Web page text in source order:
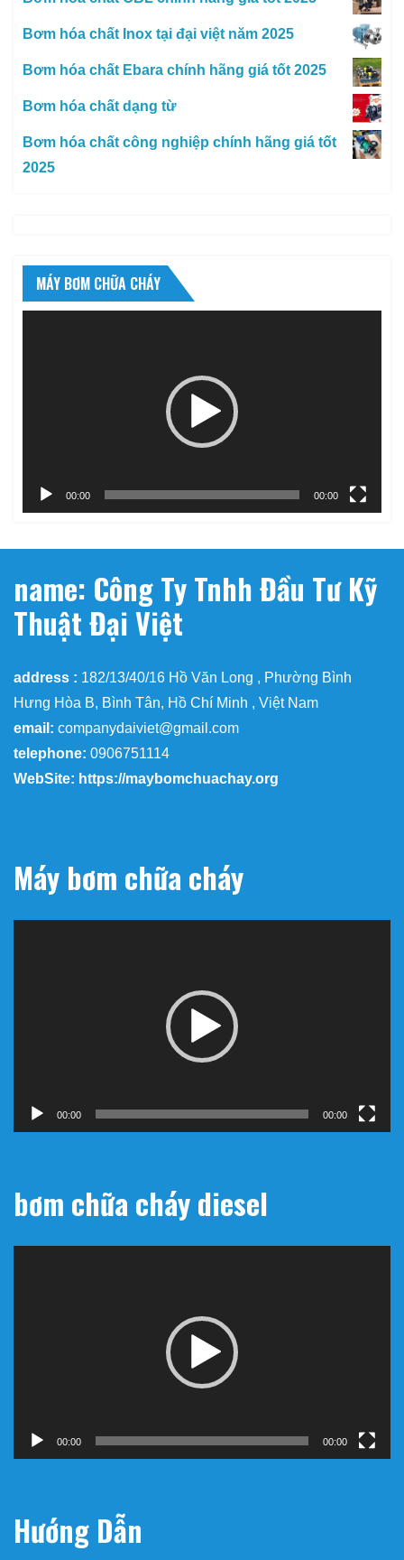
Bơm hóa chất Inox tại đại việt năm 2025
Bơm hóa chất Ebara chính hãng giá tốt 2025
Bơm hóa chất dạng từ
Bơm hóa chất công nghiệp chính hãng giá tốt
2025
MÁY BƠM CHỮA CHÁY
00:00 00:00
name: Công Ty Tnhh Đầu Tư Kỹ
Thuật Đại Việt
address : 182/13/40/16 Hồ Văn Long , Phường Bình
Hưng Hòa B, Bình Tân, Hồ Chí Minh , Việt Nam
email: companydaiviet@gmail.com
telephone: 0906751114
WebSite: https://maybomchuachay.org
Máy bơm chữa cháy
00:00 00:00
bơm chữa cháy diesel
00:00 00:00
Hướng Dẫn